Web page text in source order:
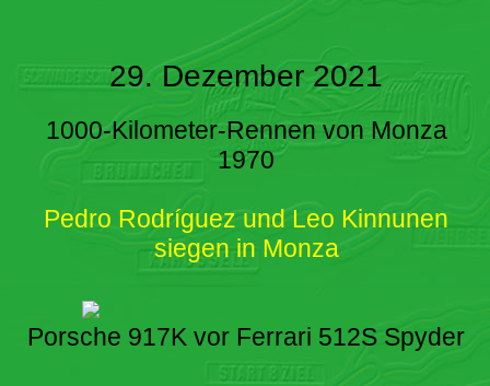
29. Dezember 2021
1000-Kilometer-Rennen von Monza
1970
Pedro Rodríguez und Leo Kinnunen
siegen in Monza
Porsche 917K vor Ferrari 512S Spyder